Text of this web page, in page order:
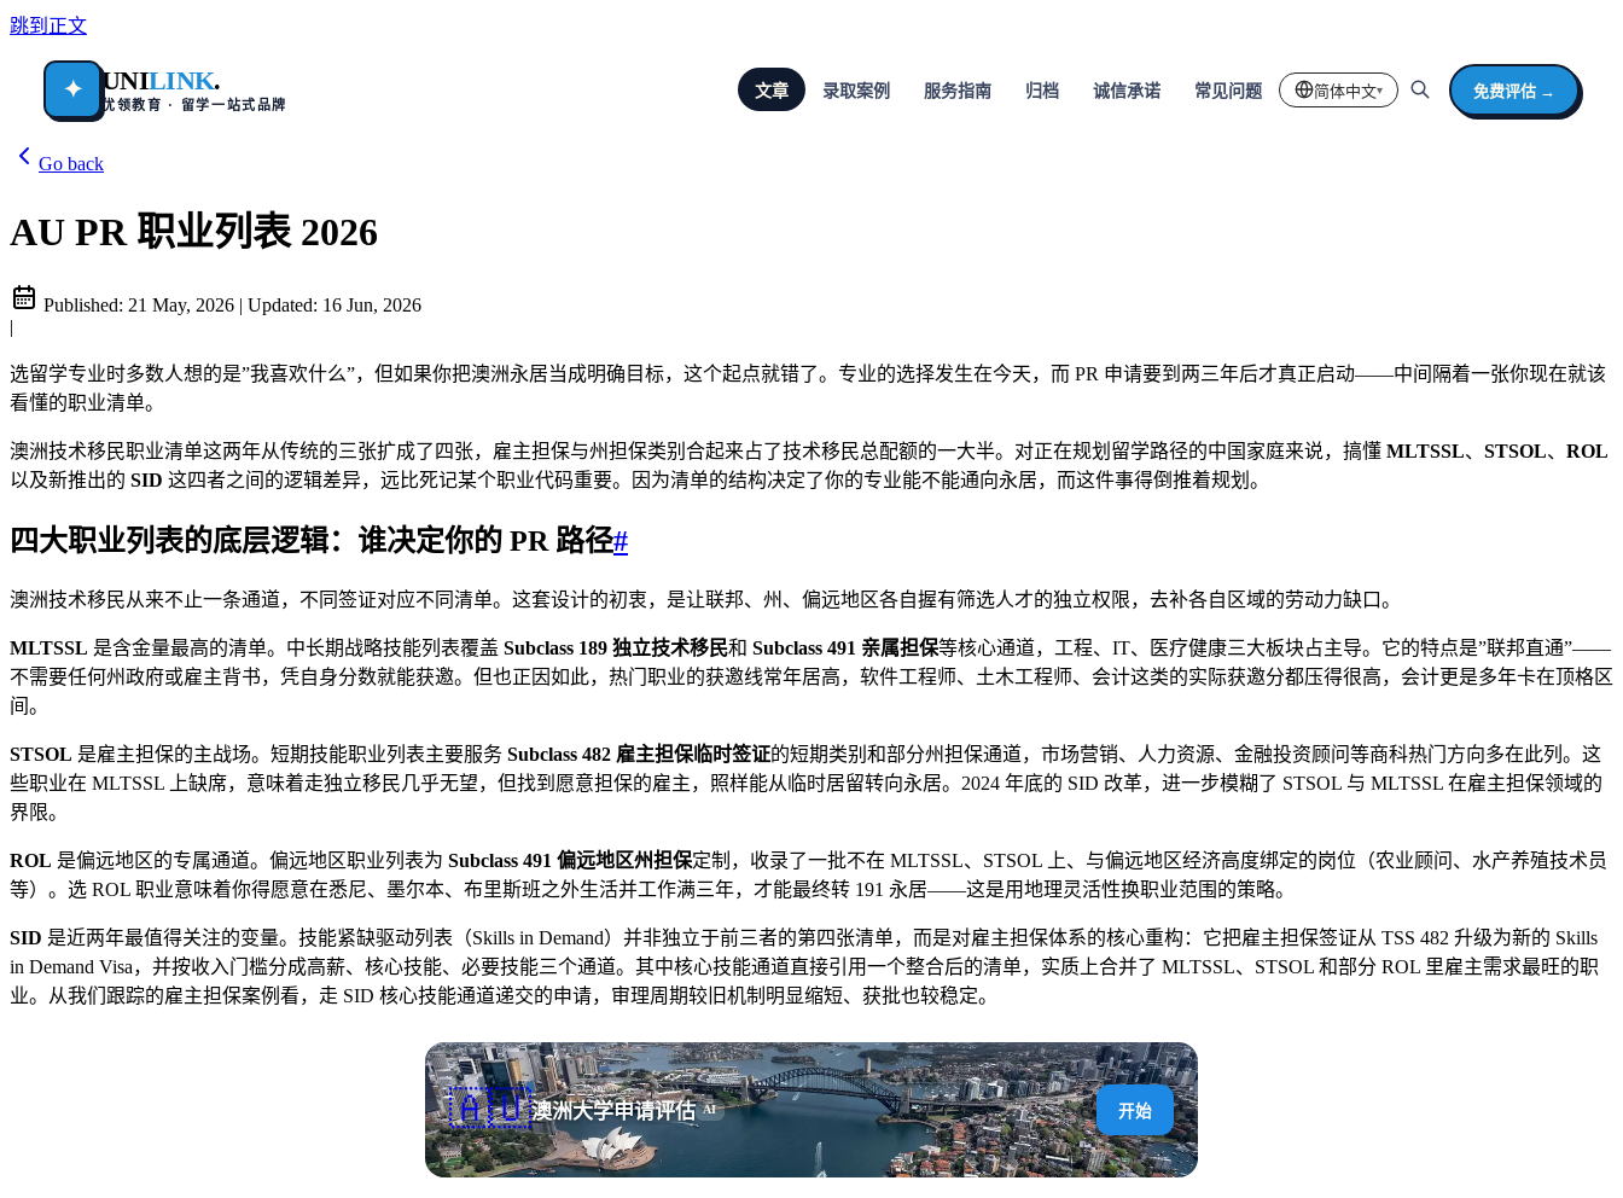
跳到正文
✦ UNILINK.
优领教育 · 留学一站式品牌
文章 录取案例 服务指南 归档 诚信承诺 常见问题 简体中文▾ 免费评估 →
Go back
AU PR 职业列表 2026
Published: 21 May, 2026 | Updated: 16 Jun, 2026
|
选留学专业时多数人想的是”我喜欢什么”，但如果你把澳洲永居当成明确目标，这个起点就错了。专业的选择发生在今天，而 PR 申请要到两三年后才真正启动——中间隔着一张你现在就该
看懂的职业清单。
澳洲技术移民职业清单这两年从传统的三张扩成了四张，雇主担保与州担保类别合起来占了技术移民总配额的一大半。对正在规划留学路径的中国家庭来说，搞懂 MLTSSL、 STSOL、 ROL
以及新推出的 SID 这四者之间的逻辑差异，远比死记某个职业代码重要。因为清单的结构决定了你的专业能不能通向永居，而这件事得倒推着规划。
四大职业列表的底层逻辑：谁决定你的 PR 路径#
澳洲技术移民从来不止一条通道，不同签证对应不同清单。这套设计的初衷，是让联邦、州、偏远地区各自握有筛选人才的独立权限，去补各自区域的劳动力缺口。
MLTSSL 是含金量最高的清单。中长期战略技能列表覆盖 Subclass 189 独立技术移民和 Subclass 491 亲属担保等核心通道，工程、IT、医疗健康三大板块占主导。它的特点是”联邦直通”——
不需要任何州政府或雇主背书，凭自身分数就能获邀。但也正因如此，热门职业的获邀线常年居高，软件工程师、土木工程师、会计这类的实际获邀分都压得很高，会计更是多年卡在顶格区
间。
STSOL 是雇主担保的主战场。短期技能职业列表主要服务 Subclass 482 雇主担保临时签证的短期类别和部分州担保通道，市场营销、人力资源、金融投资顾问等商科热门方向多在此列。这
些职业在 MLTSSL 上缺席，意味着走独立移民几乎无望，但找到愿意担保的雇主，照样能从临时居留转向永居。2024 年底的 SID 改革，进一步模糊了 STSOL 与 MLTSSL 在雇主担保领域的
界限。
ROL 是偏远地区的专属通道。偏远地区职业列表为 Subclass 491 偏远地区州担保定制，收录了一批不在 MLTSSL、STSOL 上、与偏远地区经济高度绑定的岗位（农业顾问、水产养殖技术员
等）。选 ROL 职业意味着你得愿意在悉尼、墨尔本、布里斯班之外生活并工作满三年，才能最终转 191 永居——这是用地理灵活性换职业范围的策略。
SID 是近两年最值得关注的变量。技能紧缺驱动列表（Skills in Demand）并非独立于前三者的第四张清单，而是对雇主担保体系的核心重构：它把雇主担保签证从 TSS 482 升级为新的 Skills
in Demand Visa，并按收入门槛分成高薪、核心技能、必要技能三个通道。其中核心技能通道直接引用一个整合后的清单，实质上合并了 MLTSSL、STSOL 和部分 ROL 里雇主需求最旺的职
业。从我们跟踪的雇主担保案例看，走 SID 核心技能通道递交的申请，审理周期较旧机制明显缩短、获批也较稳定。
🇦🇺澳洲大学申请评估 AI 开始